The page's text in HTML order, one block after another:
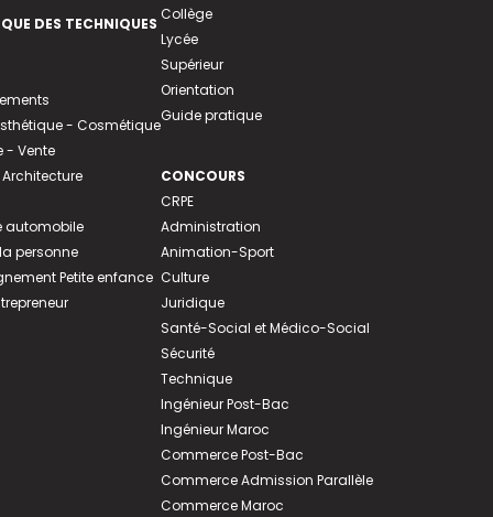
DES TECHNIQUES
- Cosmétique
- Vente
automobile
personne
Petite enfance
Collège
Lycée
Supérieur
Orientation
Guide pratique
CONCOURS
CRPE
Administration
Animation-Sport
Culture
Juridique
Santé-Social et Médico-Social
Sécurité
Technique
Ingénieur Post-Bac
Ingénieur Maroc
Commerce Post-Bac
Commerce Admission Parallèle
Commerce Maroc